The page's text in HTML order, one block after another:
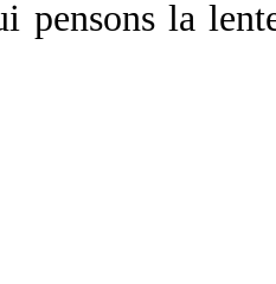
pensons la